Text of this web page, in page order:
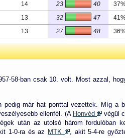
14 23 40
13 32 47
13 27 48
58-ban csak 10. volt. Most azzal,
pedig már hat ponttal vezettek. Míg a
ellenfél. (A Honvéd
végül
után az utolsó három fordulóban
1-0-ra és az MTK
, akit 5-4-re